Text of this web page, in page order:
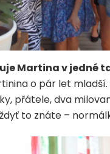
Martina v jedné
o pár let mladší.
přátele, dva
to znáte –